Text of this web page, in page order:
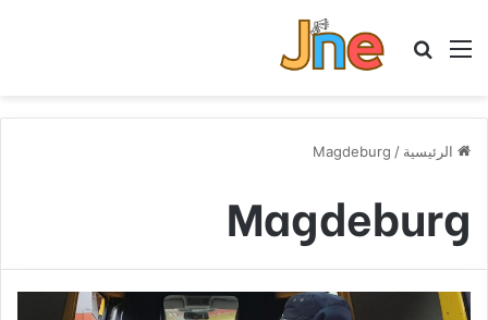
القائمة بحث عن
الرئيسية /
Magdeburg
Magdeburg